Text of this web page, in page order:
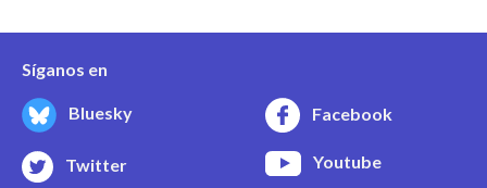
Síganos en
Bluesky Facebook
Twitter Youtube